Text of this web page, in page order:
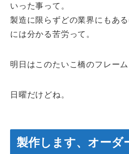
いった事って。
製造に限らずどの業界にもあ
には分かる苦労って。
明日はこのたいこ橋のフレーム
日曜だけどね。
製作します、オーダ